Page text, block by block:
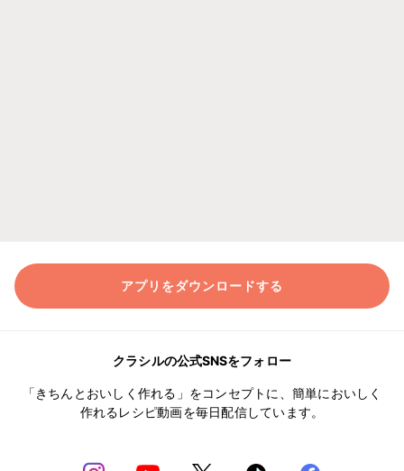
アプリをダウンロードする
クラシルの公式SNSをフォロー
「きちんとおいしく作れる」をコンセプトに、簡単においしく
作れるレシピ動画を毎日配信しています。